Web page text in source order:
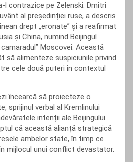
l contrazice pe Zelenski. Dmitri
al președinției ruse, a descris
drept „eronate” și a reafirmat
și China, numind Beijingul
Moscovei. Această
să alimenteze suspiciunile privind
cele două puteri în contextul
încearcă să proiecteze o
sprijinul verbal al Kremlinului
intenții ale Beijingului.
că această alianță strategică
ambelor state, în timp ce
mijlocul unui conflict devastator.